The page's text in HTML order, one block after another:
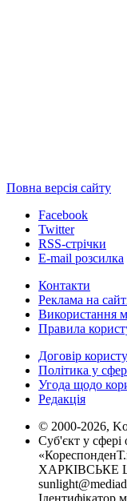
Повна версія сайту
Facebook
Twitter
RSS-стрічки
E-mail розсилка
Контакти
Реклама на
Використання
Правила
Договір
Політика у
Угода щодо
Редакція
© 2000-2026,
Суб'єкт у сфері
ХАРКІВСЬКЕ
Ідентифікатор